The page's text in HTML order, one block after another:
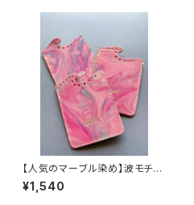
【人気のマーブル染め】波モチー
フ カードケース(ピンクカラー)
¥1,540